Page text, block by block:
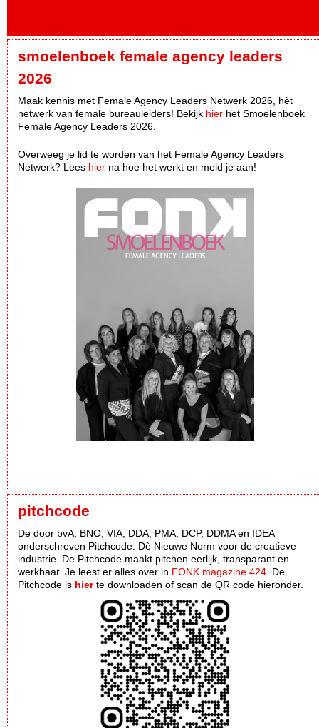
smoelenboek female agency leaders
2026
Maak kennis met Female Agency Leaders Netwerk 2026, hèt
netwerk van female bureauleiders! Bekijk hier het Smoelenboek
Female Agency Leaders 2026.
Overweeg je lid te worden van het Female Agency Leaders
Netwerk? Lees hier na hoe het werkt en meld je aan!
pitchcode
De door bvA, BNO, VIA, DDA, PMA, DCP, DDMA en IDEA
onderschreven Pitchcode. Dè Nieuwe Norm voor de creatieve
industrie. De Pitchcode maakt pitchen eerlijk, transparant en
werkbaar. Je leest er alles over in FONK magazine 424 . De
Pitchcode is hierte downloaden of scan de QR code hieronder.